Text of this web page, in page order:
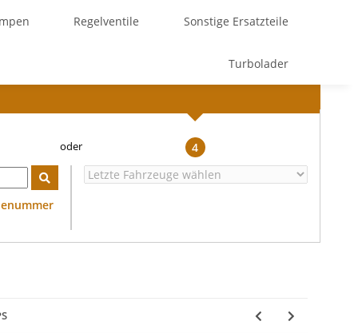
Regelventile Sonstige Ersatzteile
Turbolader
4